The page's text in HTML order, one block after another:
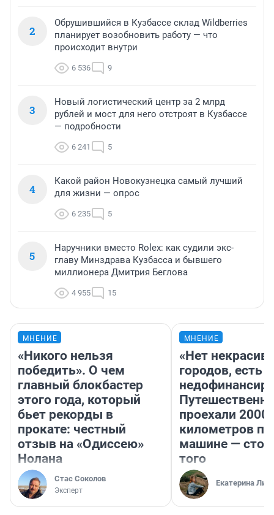
2
Обрушившийся в Кузбассе склад Wildberries
планирует возобновить работу — что
происходит внутри
6 536 9
3
Новый логистический центр за 2 млрд
рублей и мост для него отстроят в Кузбассе
— подробности
6 241 5
4
Какой район Новокузнецка самый лучший
для жизни — опрос
6 235 5
5
Наручники вместо Rolex: как судили экс-
главу Минздрава Кузбасса и бывшего
миллионера Дмитрия Беглова
4 955 15
МНЕНИЕ
«Никого нельзя
победить». О чем
главный блокбастер
этого года, который
бьет рекорды в
прокате: честный
отзыв на «Одиссею»
Нолана
Стас Соколов
Эксперт
МНЕНИЕ
«Нет
городов, есть
проехали 2000
километров по
машине —
того
Екатерина